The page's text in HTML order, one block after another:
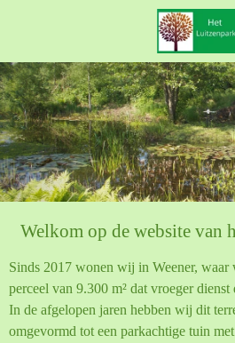
naar
de
hoofdinhoud
Welkom op de website van
Sinds 2017 wonen wij in Weener,
perceel van 9.300 m² dat vroeger
In de afgelopen jaren hebben wij dit
omgevormd tot een parkachtige tuin